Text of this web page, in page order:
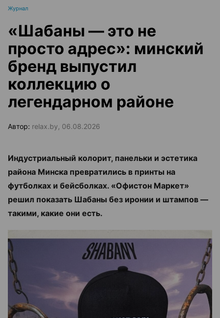
Журнал
«Шабаны — это не
просто адрес»: минский
бренд выпустил
коллекцию о
легендарном районе
Автор: relax.by, 06.08.2026
Индустриальный колорит, панельки и эстетика
района Минска превратились в принты на
футболках и бейсболках. «Офистон Маркет»
решил показать Шабаны без иронии и штампов —
такими, какие они есть.